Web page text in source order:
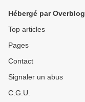
Hébergé par Overblog
Top articles
Pages
Contact
Signaler un abus
C.G.U.